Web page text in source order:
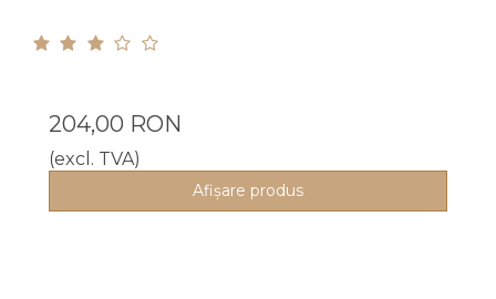
204,00 RON
(excl. TVA)
Afişare produs